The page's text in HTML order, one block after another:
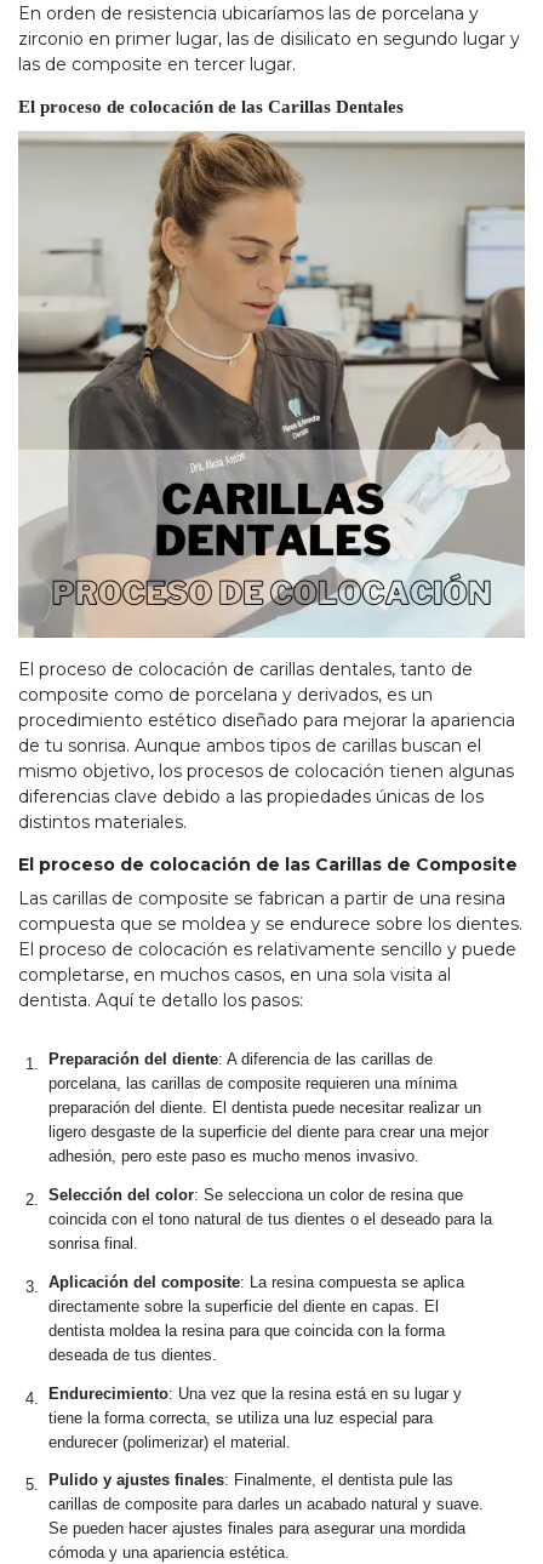
En orden de resistencia ubicaríamos las de porcelana y
zirconio en primer lugar, las de disilicato en segundo lugar y
las de composite en tercer lugar.
El proceso de colocación de las Carillas Dentales
El proceso de colocación de carillas dentales, tanto de
composite como de porcelana y derivados, es un
procedimiento estético diseñado para mejorar la apariencia
de tu sonrisa. Aunque ambos tipos de carillas buscan el
mismo objetivo, los procesos de colocación tienen algunas
diferencias clave debido a las propiedades únicas de los
distintos materiales.
El proceso de colocación de las Carillas de Composite
Las carillas de composite se fabrican a partir de una resina
compuesta que se moldea y se endurece sobre los dientes.
El proceso de colocación es relativamente sencillo y puede
completarse, en muchos casos, en una sola visita al
dentista. Aquí te detallo los pasos:
Preparación del diente: A diferencia de las carillas de
porcelana, las carillas de composite requieren una mínima
preparación del diente. El dentista puede necesitar realizar un
ligero desgaste de la superficie del diente para crear una mejor
adhesión, pero este paso es mucho menos invasivo.
Selección del color: Se selecciona un color de resina que
coincida con el tono natural de tus dientes o el deseado para la
sonrisa final.
Aplicación del composite: La resina compuesta se aplica
directamente sobre la superficie del diente en capas. El
dentista moldea la resina para que coincida con la forma
deseada de tus dientes.
Endurecimiento: Una vez que la resina está en su lugar y
tiene la forma correcta, se utiliza una luz especial para
endurecer (polimerizar) el material.
Pulido y ajustes finales: Finalmente, el dentista pule las
carillas de composite para darles un acabado natural y suave.
Se pueden hacer ajustes finales para asegurar una mordida
cómoda y una apariencia estética.